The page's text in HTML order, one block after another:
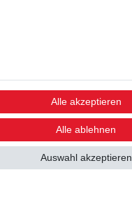
STAY CONNECTED
Alle akzeptieren
Alle ablehnen
Auswahl akzeptieren